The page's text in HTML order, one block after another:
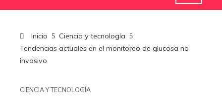
Inicio
Ciencia y tecnología
Tendencias actuales en el monitoreo de glucosa no
invasivo
CIENCIA Y TECNOLOGÍA